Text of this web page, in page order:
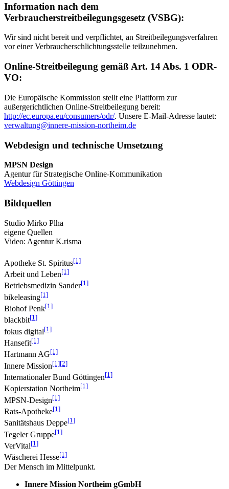
Information nach dem
Verbraucherstreitbeilegungsgesetz (VSBG):
Wir sind nicht bereit und verpflichtet, an Streitbeilegungsverfahren
vor einer Verbraucherschlichtungsstelle teilzunehmen.
Online-Streitbeilegung gemäß Art. 14 Abs. 1 ODR-
VO:
Die Europäische Kommission stellt eine Plattform zur
außergerichtlichen Online-Streitbeilegung bereit:
http://ec.europa.eu/consumers/odr/. Unsere E-Mail-Adresse lautet:
verwaltung@innere-mission-northeim.de
Webdesign und technische Umsetzung
MPSN Design
Agentur für Strategische Online-Kommunikation
Webdesign Göttingen
Bildquellen
Studio Mirko Plha
eigene Quellen
Video: Agentur K.risma
Apotheke St. Spiritus[1]
Arbeit und Leben[1]
Betriebsmedizin Sander[1]
bikeleasing[1]
Biohof Penk[1]
blackbit[1]
fokus digital[1]
Hansefit[1]
Hartmann AG[1]
Innere Mission[1][2]
Internationaler Bund Göttingen[1]
Kopierstation Northeim[1]
MPSN-Design[1]
Rats-Apotheke[1]
Sanitätshaus Deppe[1]
Tegeler Gruppe[1]
VerVital[1]
Wäscherei Hesse[1]
Der Mensch im Mittelpunkt.
Innere Mission Northeim gGmbH